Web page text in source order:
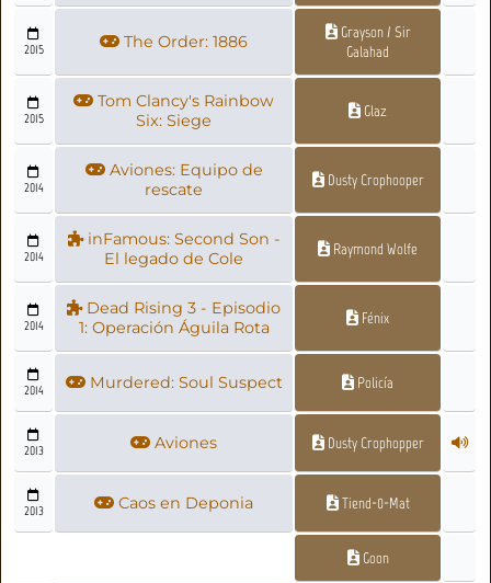
2015 The Order: 1886
Grayson / Sir
Galahad
2015
Tom Clancy's Rainbow
Six: Siege
Glaz
2014
Aviones: Equipo de
rescate
Dusty Crophooper
2014
inFamous: Second Son -
El legado de Cole
Raymond Wolfe
2014
Dead Rising 3 - Episodio
1: Operación Águila Rota
Fénix
2014 Murdered: Soul Suspect Policía
2013 Aviones Dusty Crophopper
2013 Caos en Deponia Tiend-0-Mat
Goon